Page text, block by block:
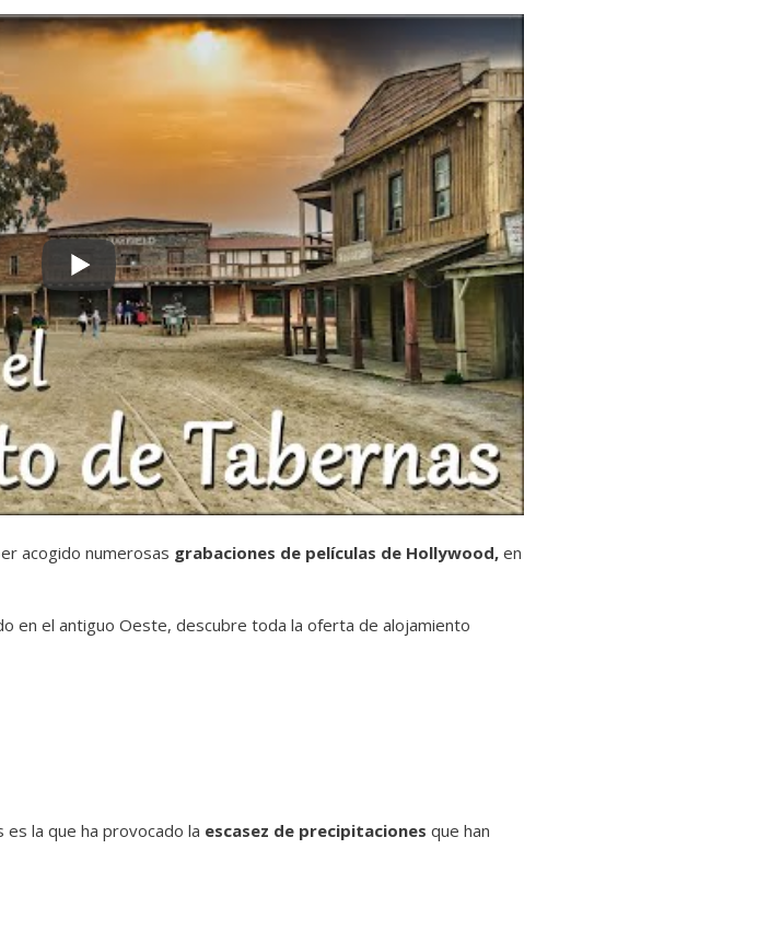
acogido numerosas grabaciones de películas de Hollywood, en
en el antiguo Oeste, descubre toda la oferta de alojamiento
la que ha provocado la escasez de precipitaciones que han